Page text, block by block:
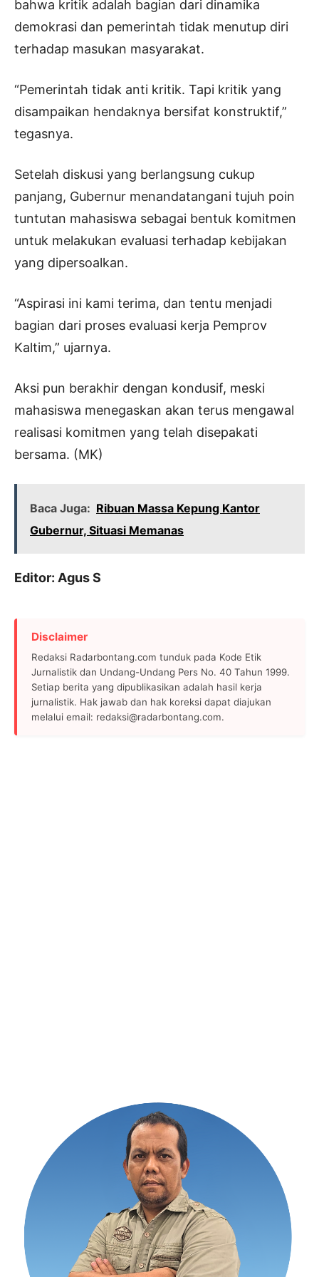
bahwa kritik adalah bagian dari dinamika
demokrasi dan pemerintah tidak menutup diri
terhadap masukan masyarakat.
“Pemerintah tidak anti kritik. Tapi kritik yang
disampaikan hendaknya bersifat konstruktif,”
tegasnya.
Setelah diskusi yang berlangsung cukup
panjang, Gubernur menandatangani tujuh poin
tuntutan mahasiswa sebagai bentuk komitmen
untuk melakukan evaluasi terhadap kebijakan
yang dipersoalkan.
“Aspirasi ini kami terima, dan tentu menjadi
bagian dari proses evaluasi kerja Pemprov
Kaltim,” ujarnya.
Aksi pun berakhir dengan kondusif, meski
mahasiswa menegaskan akan terus mengawal
realisasi komitmen yang telah disepakati
bersama. (MK)
Baca Juga: Ribuan Massa Kepung Kantor
Gubernur, Situasi Memanas
Editor: Agus S
Disclaimer
Redaksi Radarbontang.com tunduk pada Kode Etik
Jurnalistik dan Undang-Undang Pers No. 40 Tahun 1999.
Setiap berita yang dipublikasikan adalah hasil kerja
jurnalistik. Hak jawab dan hak koreksi dapat diajukan
melalui email: redaksi@radarbontang.com.